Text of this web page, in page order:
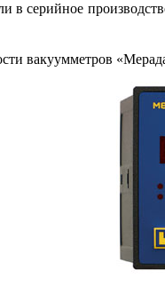
в серийное
вакуумметров